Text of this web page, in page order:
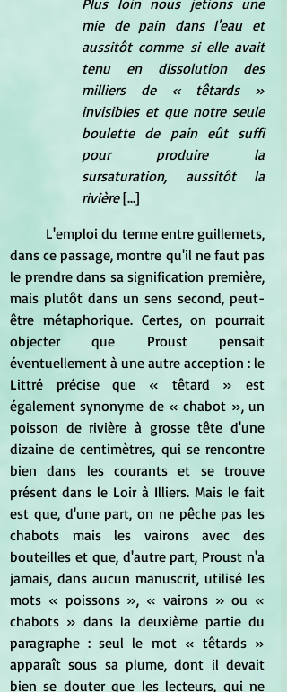
mie de pain dans l'eau et
aussitôt comme si elle avait
tenu en dissolution des
milliers de « têtards »
invisibles et que notre seule
boulette de pain eût suffi
pour produire la
sursaturation, aussitôt la
rivière [...]
dans ce passage, montre qu'il ne faut pas
le prendre dans sa signification première,
mais plutôt dans un sens second, peut-
être métaphorique. Certes, on pourrait
objecter que Proust pensait
éventuellement à une autre acception : le
Littré précise que « têtard » est
également synonyme de « chabot », un
poisson de rivière à grosse tête d'une
dizaine de centimètres, qui se rencontre
bien dans les courants et se trouve
présent dans le Loir à Illiers. Mais le fait
est que, d'une part, on ne pêche pas les
chabots mais les vairons avec des
bouteilles et que, d'autre part, Proust n'a
jamais, dans aucun manuscrit, utilisé les
mots « poissons », « vairons » ou «
chabots » dans la deuxième partie du
paragraphe : seul le mot « têtards »
apparaît sous sa plume, dont il devait
bien se douter que les lecteurs, qui ne